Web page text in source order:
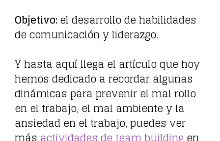
Objetivo:el desarrollo de habilidades
de comunicación y liderazgo.
Y hasta aquí llega el artículo que hoy
hemos dedicado a recordar algunas
dinámicas para prevenir el mal rollo
en el trabajo, el mal ambiente y la
ansiedad en el trabajo, puedes ver